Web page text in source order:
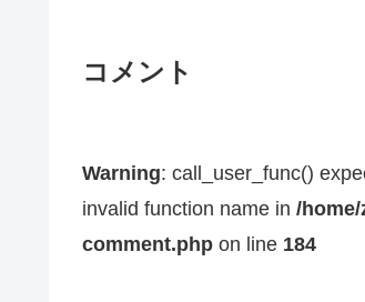
コメント
Warning: call_user_func()
invalid function name in /
comment.php on line 184